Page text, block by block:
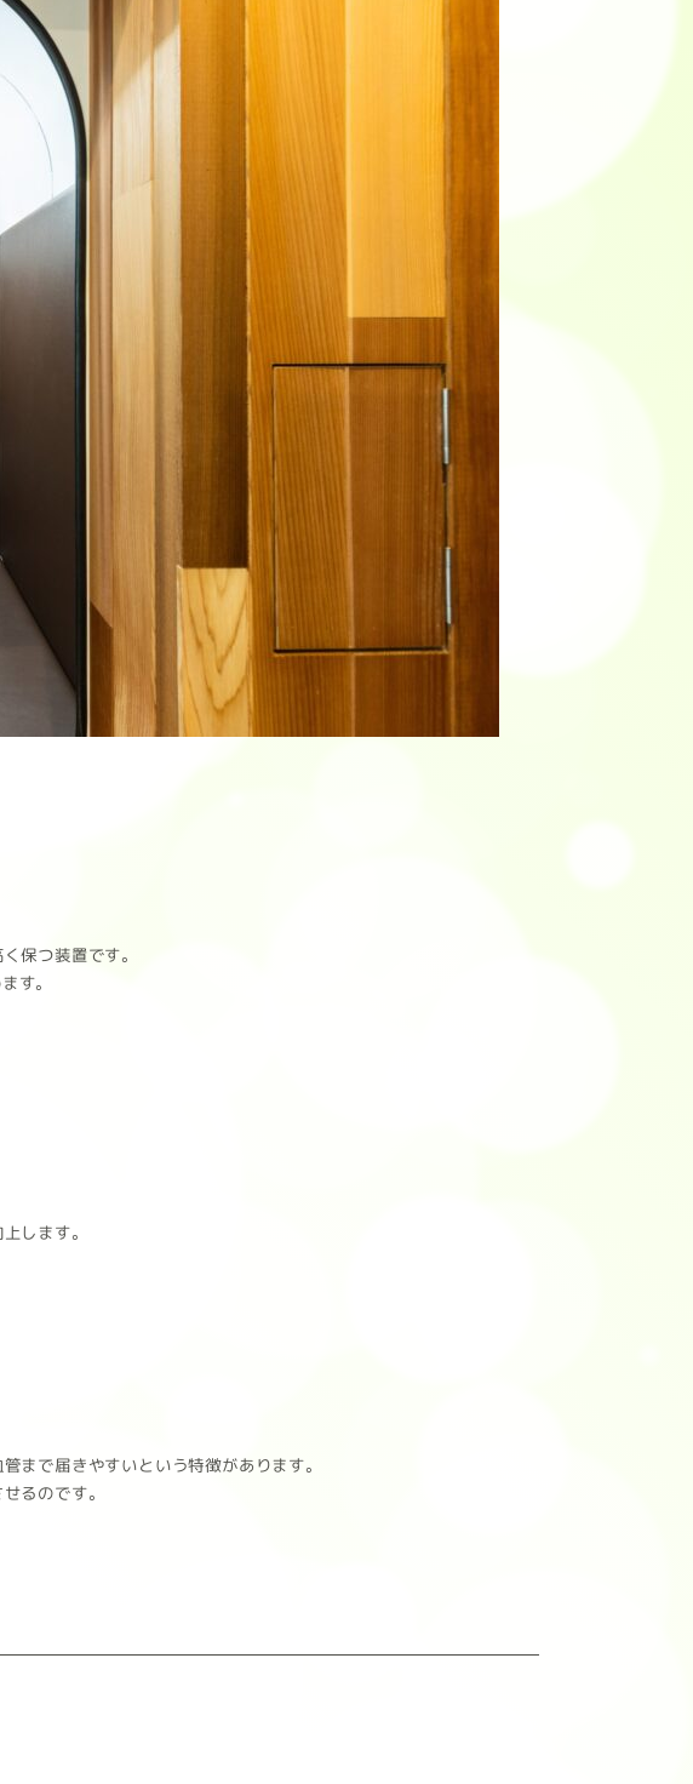
保つ装置です。
す。
します。
まで届きやすいという特徴があります。
るのです。